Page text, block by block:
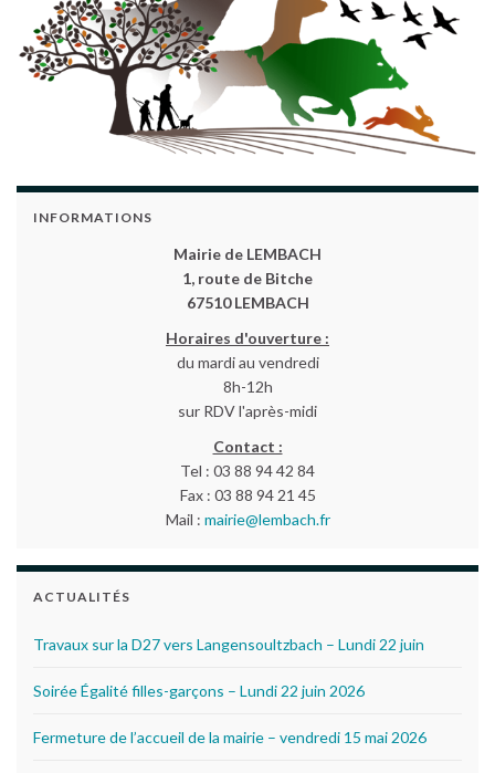
INFORMATIONS
Mairie de LEMBACH
1, route de Bitche
67510 LEMBACH
Horaires d'ouverture :
du mardi au vendredi
8h-12h
sur RDV l'après-midi
Contact :
Tel : 03 88 94 42 84
Fax : 03 88 94 21 45
Mail : mairie@lembach.fr
ACTUALITÉS
Travaux sur la D27 vers Langensoultzbach – Lundi 22 juin
Soirée Égalité filles-garçons – Lundi 22 juin 2026
Fermeture de l’accueil de la mairie – vendredi 15 mai 2026